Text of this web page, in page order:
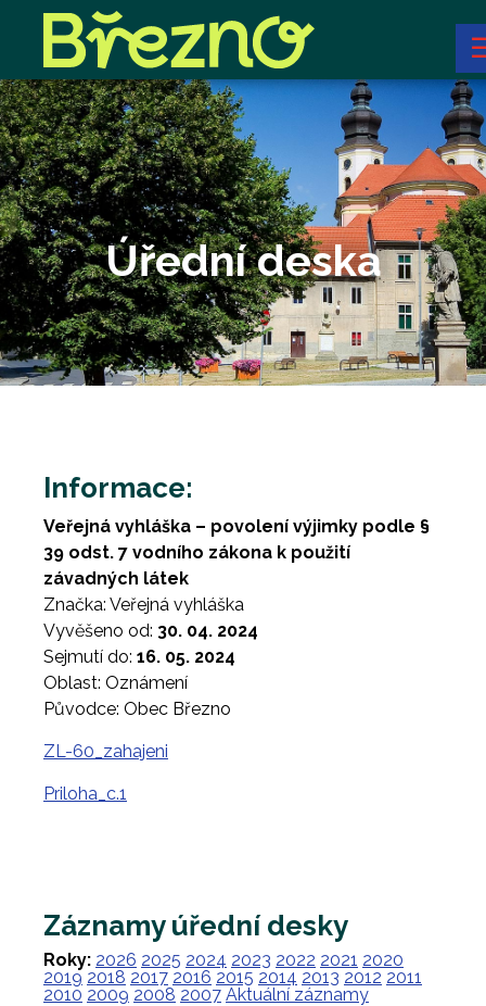
Úřední deska
Informace:
Veřejná vyhláška – povolení výjimky podle §
39 odst. 7 vodního zákona k použití
závadných látek
Značka: Veřejná vyhláška
Vyvěšeno od: 30. 04. 2024
Sejmutí do: 16. 05. 2024
Oblast: Oznámení
Původce: Obec Březno
ZL-60_zahajeni
Priloha_c.1
Záznamy úřední desky
Roky: 2026 2025 2024 2023 2022 2021 2020
2019 2018 2017 2016 2015 2014 2013 2012 2011
2010 2009 2008 2007 Aktuální záznamy